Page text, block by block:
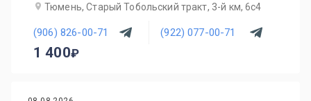
Тюмень, Старый Тобольский тракт, 3-й км, 6с4
(906) 826-00-71 (922) 077-00-71
1 400